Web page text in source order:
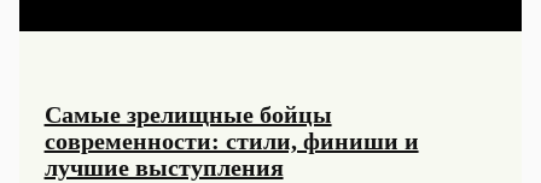
Самые зрелищные бойцы
современности: стили, финиши и
лучшие выступления